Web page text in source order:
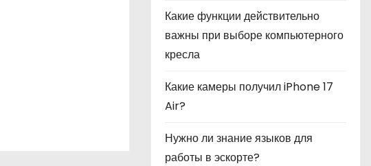
Какие функции действительно
важны при выборе компьютерного
кресла
Какие камеры получил iPhone 17
Air?
Нужно ли знание языков для
работы в эскорте?